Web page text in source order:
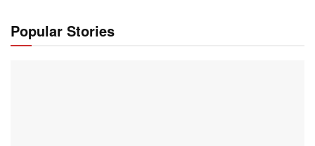
Popular Stories